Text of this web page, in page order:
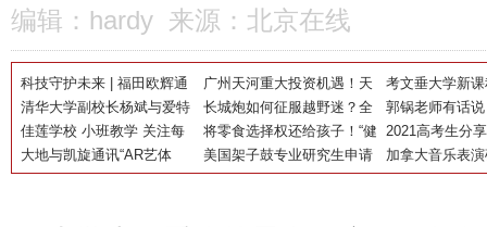
编辑：hardy 来源：北京在线
科技守护未来 | 福田欧辉通
学公交车行业首发 构建城市
公交体系全新变革
广州天河重大投资机遇！天
然良港，助力您企业巨轮乘
风远航
考文垂大学新
学生留英梦
清华大学副校长杨斌与爱特
思集团主席帕布罗•伊斯
拉、CEO奥斯卡·加西亚·马
塞拉斯在线交流
长城炮如何征服越野迷？全
路况全场景玩转百变生活
郭锅老师有话
何培养孩子的
佳莲学校 小班教学 关注每
一个孩子的身心成长
将零食选择权还给孩子！“健
康中国行”公益食育课受欢
迎！
2021高考生分
艰难的高三，
高四
大地与凯旋通讯“AR艺体
馆”战略合作签约仪式成功举
美国架子鼓专业研究生申请
条件
加拿大音乐表
件